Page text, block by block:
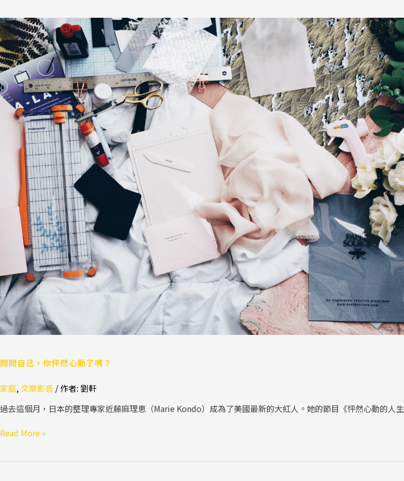
問問自己，你怦然心動了嗎？
家庭, 文章影音 / 作者: 劉軒
過去這個月，日本的整理專家近藤麻理恵（Marie Kondo）成為了美國最新的大紅人。她的節目《怦然心動的人生
問
問
自
己，
你
怦
然
Read More »